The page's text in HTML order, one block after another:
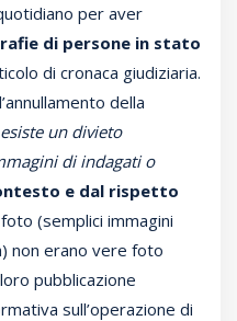
per aver
di persone in stato
di cronaca giudiziaria.
della
un divieto
di indagati o
e dal rispetto
(semplici immagini
non erano vere foto
pubblicazione
sull’operazione di